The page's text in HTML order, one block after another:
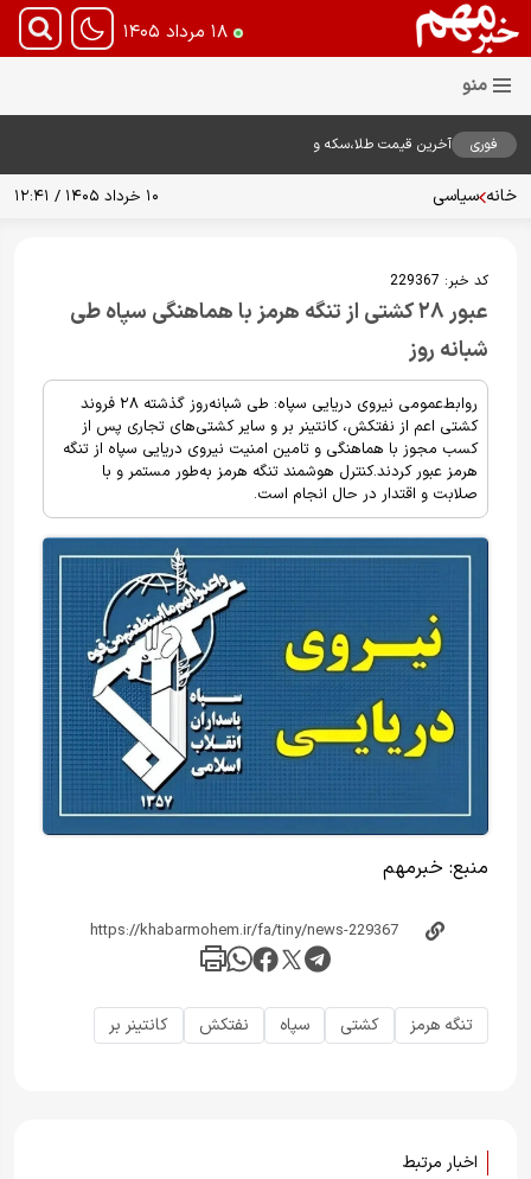
۱۸ مرداد ۱۴۰۵
فوری
آخرین قیمت طلا،سکه و
خانه سیاسی ۱۰ خرداد ۱۴۰۵ / ۱۲:۴۱
کد خبر: 229367
عبور ۲۸ کشتی از تنگه هرمز با هماهنگی سپاه طی
شبانه روز
روابط‌عمومی نیروی دریایی سپاه: طی شبانه‌روز گذشته ۲۸ فروند
کشتی اعم از نفتکش، کانتینر بر و سایر کشتی‌های تجاری پس از
کسب مجوز با هماهنگی و تامین امنیت نیروی دریایی سپاه از تنگه
هرمز عبور کردند.کنترل هوشمند تنگه هرمز به‌طور مستمر و با
صلابت و اقتدار در حال انجام است.
منبع: خبرمهم
تنگه هرمز کشتی سپاه نفتکش کانتینر بر
اخبار مرتبط